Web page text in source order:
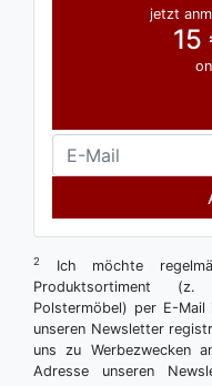
jetzt
15
2
Ich möchte
Produktsortiment (z.
Polstermöbel) per E-
unseren Newsletter
uns zu Werbezwecken
Adresse unseren